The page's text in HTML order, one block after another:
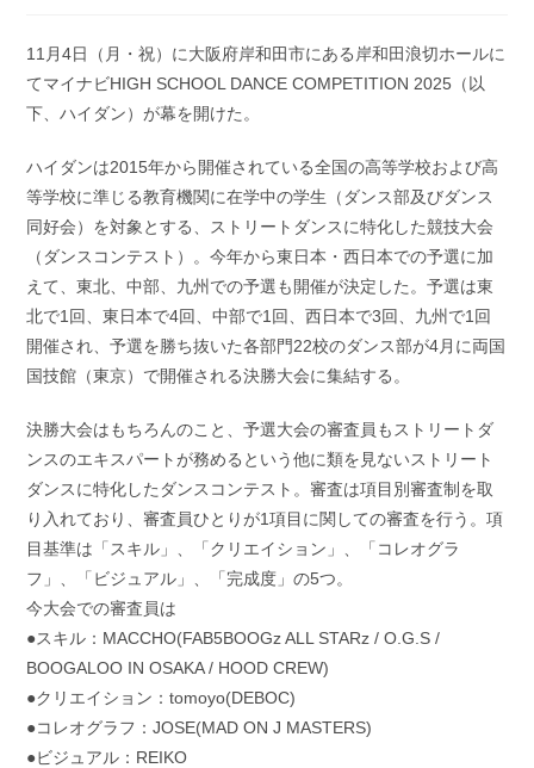
ゴ
リ
ー:
11月4日（月・祝）に大阪府岸和田市にある岸和田浪切ホールに
てマイナビHIGH SCHOOL DANCE COMPETITION 2025（以
下、ハイダン）が幕を開けた。
ハイダンは2015年から開催されている全国の⾼等学校および⾼
等学校に準じる教育機関に在学中の学⽣（ダンス部及びダンス
同好会）を対象とする、ストリートダンスに特化した競技大会
（ダンスコンテスト）。今年から東日本・西日本での予選に加
えて、東北、中部、九州での予選も開催が決定した。予選は東
北で1回、東日本で4回、中部で1回、西日本で3回、九州で1回
開催され、予選を勝ち抜いた各部門22校のダンス部が4月に両国
国技館（東京）で開催される決勝大会に集結する。
決勝大会はもちろんのこと、予選大会の審査員もストリートダ
ンスのエキスパートが務めるという他に類を⾒ないストリート
ダンスに特化したダンスコンテスト。審査は項目別審査制を取
り入れており、審査員ひとりが1項目に関しての審査を行う。項
目基準は「スキル」、「クリエイション」、「コレオグラ
フ」、「ビジュアル」、「完成度」の5つ。
今大会での審査員は
●スキル：MACCHO(FAB5BOOGz ALL STARz / O.G.S /
BOOGALOO IN OSAKA / HOOD CREW)
●クリエイション：tomoyo(DEBOC)
●コレオグラフ：JOSE(MAD ON J MASTERS)
●ビジュアル：REIKO